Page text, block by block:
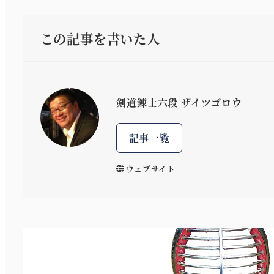
この記事を書いた人
剣道錬士六段 ザイツゴロウ
記事一覧
ウェブサイト